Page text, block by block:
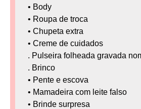
• Body
• Roupa de troca
• Chupeta extra
• Creme de cuidados
. Pulseira folheada gravada
. Brinco
• Pente e escova
• Mamadeira com leite falso
• Brinde surpresa